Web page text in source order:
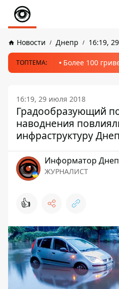
Новости Днепр 16:19,
ТОПТЕМА: Более 100
16:19, 29 июля 2018
Градообразующий
наводнения
инфраструктуру
Информатор
ЖУРНАЛИСТ
👍